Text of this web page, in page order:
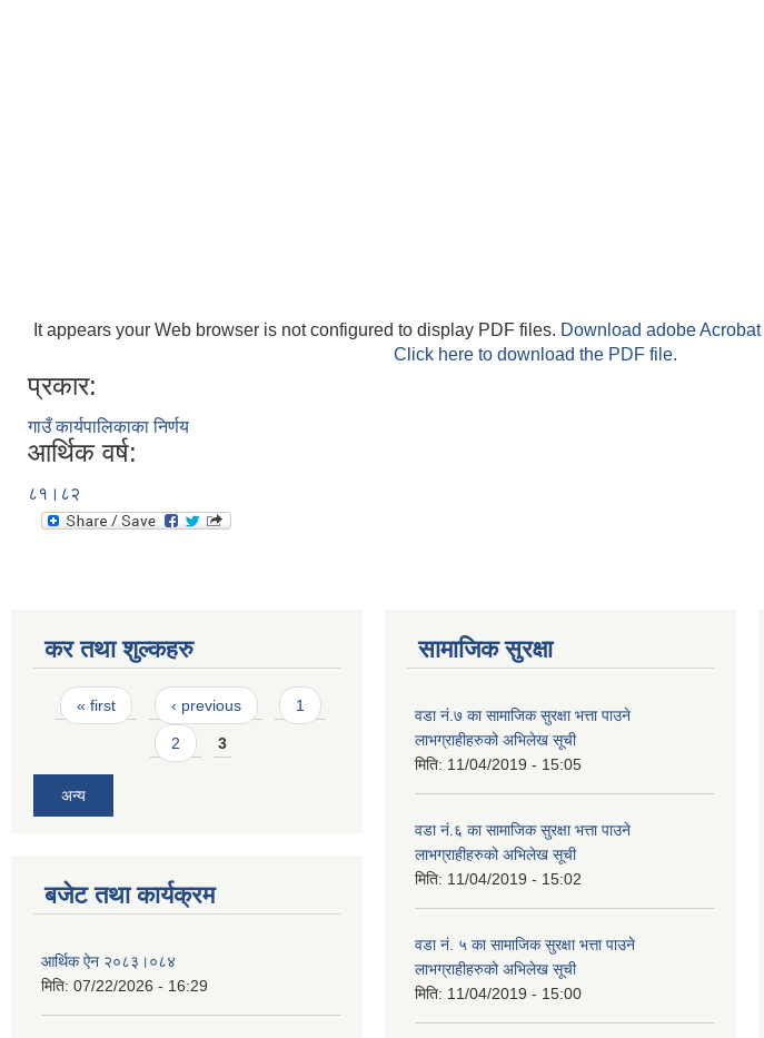
It appears your Web browser is not configured to display PDF files. Download adobe Acrobat
Click here to download the PDF file.
प्रकार:
गाउँ कार्यपालिकाका निर्णय
आर्थिक वर्ष:
८१।८२
कर तथा शुल्कहरु
Pages
« first ‹ previous 1
2 3
अन्य
बजेट तथा कार्यक्रम
आर्थिक ऐन २०८३।०८४
मिति: 07/22/2026 - 16:29
सामाजिक सुरक्षा
वडा नं.७ का सामाजिक सुरक्षा भत्ता पाउने
लाभग्राहीहरुको अभिलेख सूची
मिति: 11/04/2019 - 15:05
वडा नं.६ का सामाजिक सुरक्षा भत्ता पाउने
लाभग्राहीहरुको अभिलेख सूची
मिति: 11/04/2019 - 15:02
वडा नं. ५ का सामाजिक सुरक्षा भत्ता पाउने
लाभग्राहीहरुको अभिलेख सूची
मिति: 11/04/2019 - 15:00